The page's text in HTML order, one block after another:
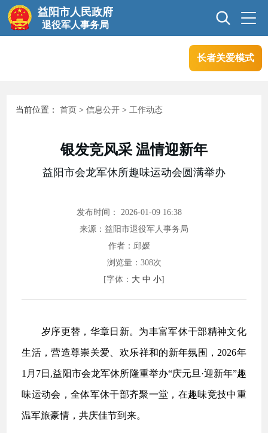
益阳市人民政府
退役军人事务局
信息公开
政务服务
长者关爱模式
当前位置：首页 >信息公开 >工作动态
银发竞风采 温情迎新年
益阳市会龙军休所趣味运动会圆满举办
发布时间： 2026-01-09 16:38
来源：益阳市退役军人事务局
作者：邱媛
浏览量： 308次
[字体： 大 中 小]
岁序更替，华章日新。为丰富军休干部精神文化
生活，营造尊崇关爱、欢乐祥和的新年氛围，2026年
1月7日,益阳市会龙军休所隆重举办“庆元旦·迎新年”趣
味运动会，全体军休干部齐聚一堂，在趣味竞技中重
温军旅豪情，共庆佳节到来。